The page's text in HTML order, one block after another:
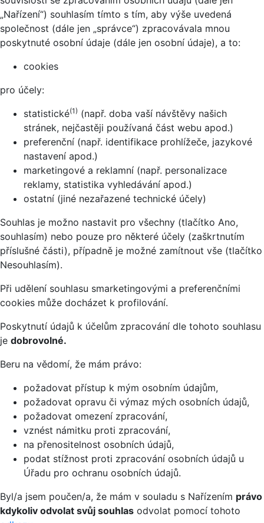
„Nařízení“) souhlasím tímto s tím, aby výše uvedená
společnost (dále jen „správce“) zpracovávala mnou
poskytnuté osobní údaje (dále jen osobní údaje), a to:
cookies
pro účely:
statistické(1) (např. doba vaší návštěvy našich
stránek, nejčastěji používaná část webu apod.)
preferenční (např. identifikace prohlížeče, jazykové
nastavení apod.)
marketingové a reklamní (např. personalizace
reklamy, statistika vyhledávání apod.)
ostatní (jiné nezařazené technické účely)
Souhlas je možno nastavit pro všechny (tlačítko Ano,
souhlasím) nebo pouze pro některé účely (zaškrtnutím
příslušné části), případně je možné zamítnout vše (tlačítko
Nesouhlasím).
Při udělení souhlasu smarketingovými a preferenčními
cookies může docházet k profilování.
Poskytnutí údajů k účelům zpracování dle tohoto souhlasu
je dobrovolné.
Beru na vědomí, že mám právo:
požadovat přístup k mým osobním údajům,
požadovat opravu či výmaz mých osobních údajů,
požadovat omezení zpracování,
vznést námitku proti zpracování,
na přenositelnost osobních údajů,
podat stížnost proti zpracování osobních údajů u
Úřadu pro ochranu osobních údajů.
Byl/a jsem poučen/a, že mám v souladu s Nařízením právo
kdykoliv odvolat svůj souhlas odvolat pomocí tohoto